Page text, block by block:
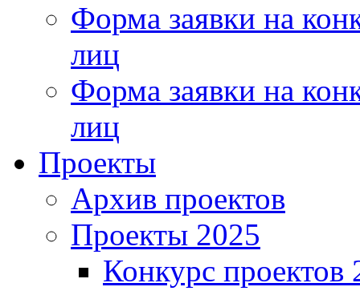
Форма заявки на
лиц
Форма заявки на
лиц
Проекты
Архив проектов
Проекты 2025
Конкурс проектов